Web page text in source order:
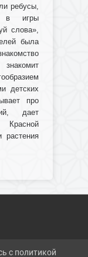
ребусы,
в игры
слова»,
была
детских
про
дает
Красной
растения
с политикой